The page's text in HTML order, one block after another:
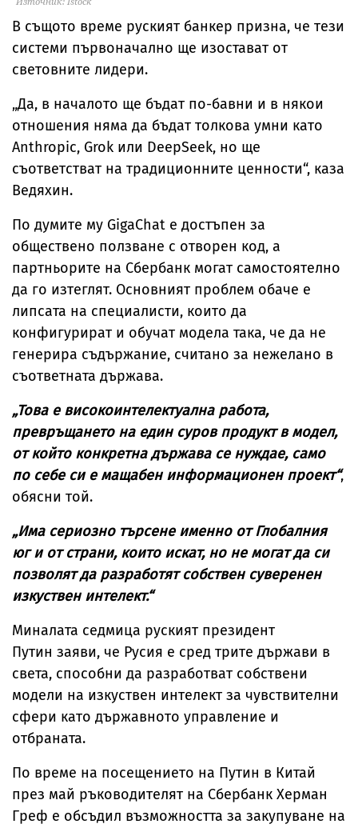
В същото време руският банкер призна, че тези
системи първоначално ще изостават от
световните лидери.
„Да, в началото ще бъдат по-бавни и в някои
отношения няма да бъдат толкова умни като
Anthropic, Grok или DeepSeek, но ще
съответстват на традиционните ценности“, каза
Ведяхин.
По думите му GigaChat е достъпен за
обществено ползване с отворен код, а
партньорите на Сбербанк могат самостоятелно
да го изтеглят. Основният проблем обаче е
липсата на специалисти, които да
конфигурират и обучат модела така, че да не
генерира съдържание, считано за нежелано в
съответната държава.
„Това е високоинтелектуална работа,
превръщането на един суров продукт в модел,
от който конкретна държава се нуждае, само
по себе си е мащабен информационен проект“,
обясни той.
„Има сериозно търсене именно от Глобалния
юг и от страни, които искат, но не могат да си
позволят да разработят собствен суверенен
изкуствен интелект.“
Миналата седмица руският президент
Путин заяви, че Русия е сред трите държави в
света, способни да разработват собствени
модели на изкуствен интелект за чувствителни
сфери като държавното управление и
отбраната.
По време на посещението на Путин в Китай
през май ръководителят на Сбербанк Херман
Греф е обсъдил възможността за закупуване на